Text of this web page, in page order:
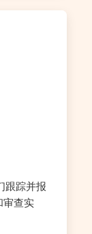
跟踪并报
审查实